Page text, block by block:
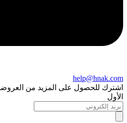
help@hnak.com
اشترك للحصول على المزيد من العروض
الأول